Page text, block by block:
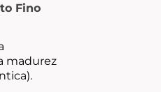
Fino
madurez